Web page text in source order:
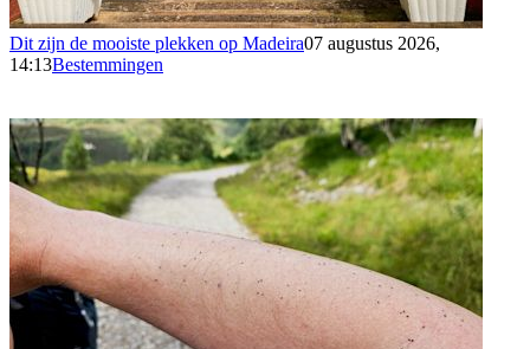
Dit zijn de mooiste plekken op Madeira07 augustus 2026,
14:13Bestemmingen